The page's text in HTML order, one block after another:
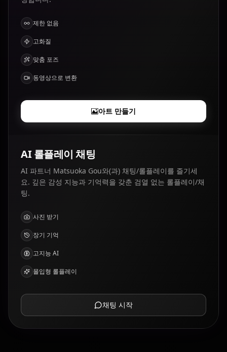
제한 없음
고화질
맞춤 포즈
동영상으로 변환
아트 만들기
AI 롤플레이 채팅
AI 파트너 Matsuoka Gou와(과) 채팅/롤플레이를 즐기세
요. 깊은 감성 지능과 기억력을 갖춘 검열 없는 롤플레이/채
팅.
사진 받기
장기 기억
고지능 AI
몰입형 롤플레이
채팅 시작